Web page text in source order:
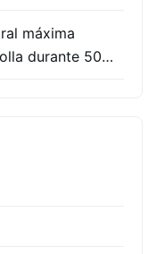
máxima
durante 50…